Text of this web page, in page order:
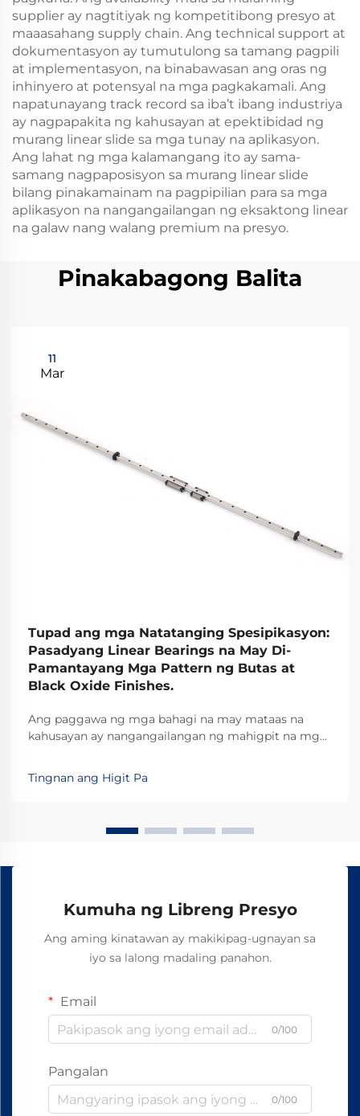
supplier ay nagtitiyak ng kompetitibong presyo at
maaasahang supply chain. Ang technical support at
dokumentasyon ay tumutulong sa tamang pagpili
at implementasyon, na binabawasan ang oras ng
inhinyero at potensyal na mga pagkakamali. Ang
napatunayang track record sa iba’t ibang industriya
ay nagpapakita ng kahusayan at epektibidad ng
murang linear slide sa mga tunay na aplikasyon.
Ang lahat ng mga kalamangang ito ay sama-
samang nagpaposisyon sa murang linear slide
bilang pinakamainam na pagpipilian para sa mga
aplikasyon na nangangailangan ng eksaktong linear
na galaw nang walang premium na presyo.
Pinakabagong Balita
11
Mar
Tupad ang mga Natatanging Spesipikasyon:
Pasadyang Linear Bearings na May Di-
Pamantayang Mga Pattern ng Butas at
Black Oxide Finishes.
Ang paggawa ng mga bahagi na may mataas na
kahusayan ay nangangailangan ng mahigpit na mga
solusyon ay hindi kayang tugunan ang mga tiyak na
pangangailangan ng aplikasyon. Ang mga pasadyang
karaniwang konpigurasyon...
Tingnan ang Higit Pa
Kumuha ng Libreng Presyo
Ang aming kinatawan ay makikipag-ugnayan sa
iyo sa lalong madaling panahon.
Email
0/100
Pangalan
0/100